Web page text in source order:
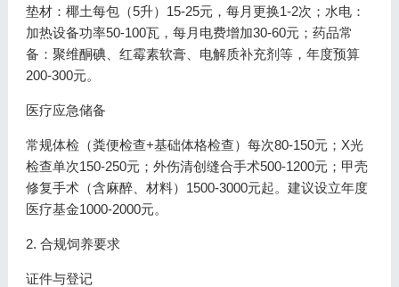
垫材：椰土每包（5升）15-25元，每月更换1-2次；水电：
加热设备功率50-100瓦，每月电费增加30-60元；药品常
备：聚维酮碘、红霉素软膏、电解质补充剂等，年度预算
200-300元。
医疗应急储备
常规体检（粪便检查+基础体格检查）每次80-150元；X光
检查单次150-250元；外伤清创缝合手术500-1200元；甲壳
修复手术（含麻醉、材料）1500-3000元起。建议设立年度
医疗基金1000-2000元。
2. 合规饲养要求
证件与登记